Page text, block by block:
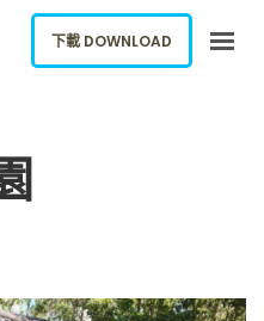
下載 DOWNLOAD